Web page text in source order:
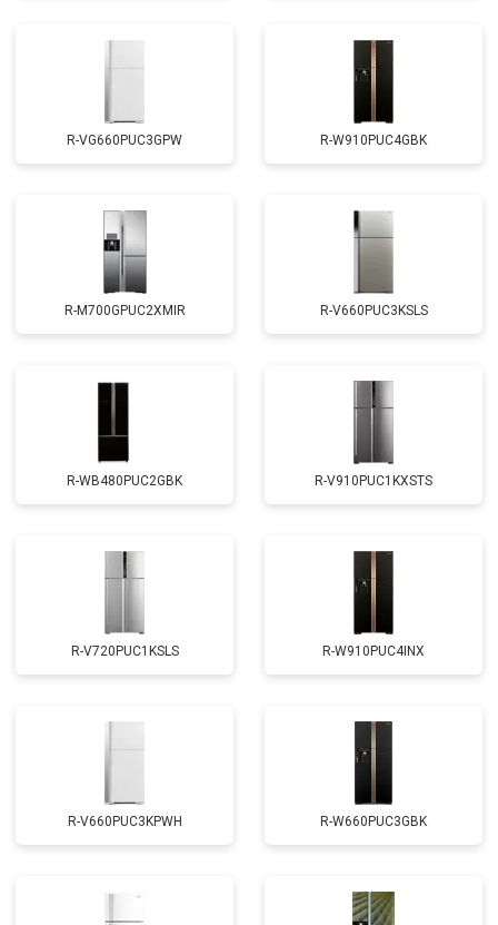
R-VG660PUC3GPW R-W910PUC4GBK
R-M700GPUC2XMIR R-V660PUC3KSLS
R-WB480PUC2GBK R-V910PUC1KXSTS
R-V720PUC1KSLS R-W910PUC4INX
R-V660PUC3KPWH R-W660PUC3GBK